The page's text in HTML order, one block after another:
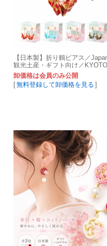
【日本製】折り鶴ピアス／
観光土産・ギフト向け／
禅和紙
卸価格は会員のみ公開
[無料登録して卸価格を見る ]